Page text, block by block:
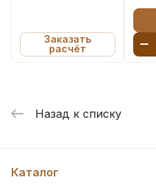
Заказать
расчёт
Назад к списку
Каталог